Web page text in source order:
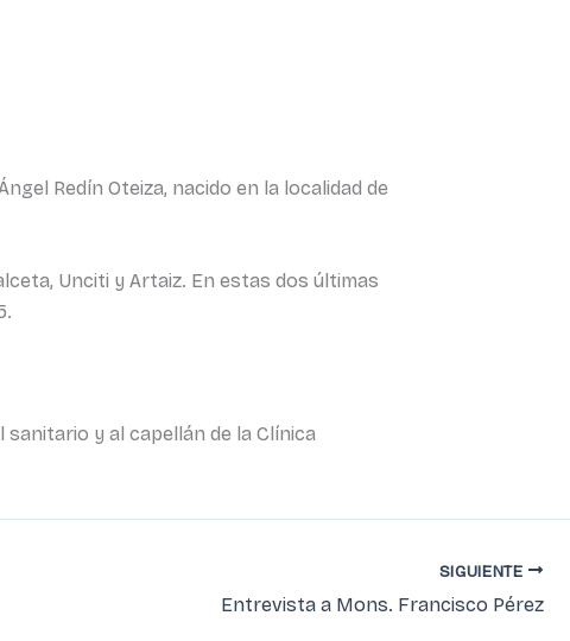
Redín Oteiza, nacido en la localidad de
Unciti y Artaiz. En estas dos últimas
y al capellán de la Clínica
SIGUIENTE
Entrevista a Mons. Francisco Pérez